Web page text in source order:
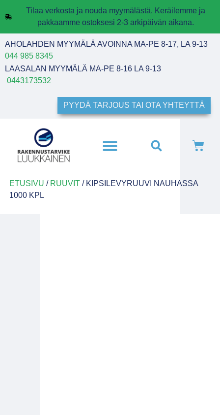
Tilaa verkosta ja nouda myymälästä. Keräilemme ja
pakkaamme ostoksesi 2-3 arkipäivän aikana.
AHOLAHDEN MYYMÄLÄ AVOINNA MA-PE 8-17, LA 9-13
044 985 8345
LAASALAN MYYMÄLÄ MA-PE 8-16 LA 9-13
0443173532
PYYDÄ TARJOUS TAI OTA YHTEYTTÄ
ETUSIVU / RUUVIT/ KIPSILEVYRUUVI NAUHASSA
1000 KPL